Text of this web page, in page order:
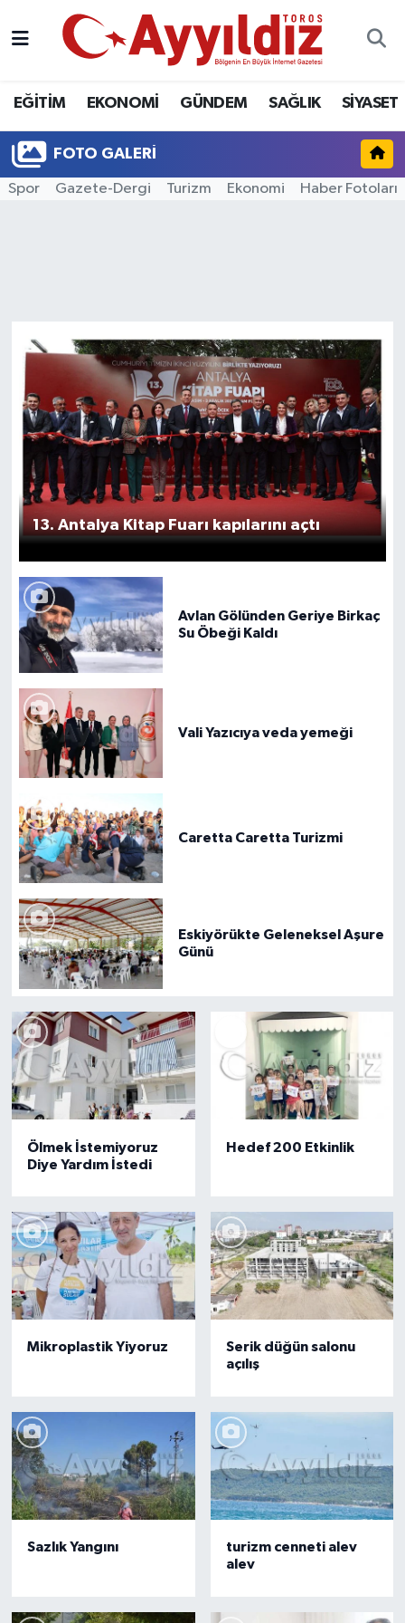
EĞİTİM EKONOMİ GÜNDEM SAĞLIK SİYASET
FOTO GALERI
Spor Gazete-Dergi Turizm Ekonomi Haber Fotoları
13. Antalya Kitap Fuarı kapılarını açtı
Avlan Gölünden Geriye Birkaç
Su Öbeği Kaldı
Vali Yazıcıya veda yemeği
Caretta Caretta Turizmi
Eskiyörükte Geleneksel Aşure
Günü
Ölmek İstemiyoruz
Diye Yardım İstedi
Hedef 200 Etkinlik
Mikroplastik Yiyoruz
Serik düğün salonu
açılış
Sazlık Yangını
turizm cenneti alev
alev